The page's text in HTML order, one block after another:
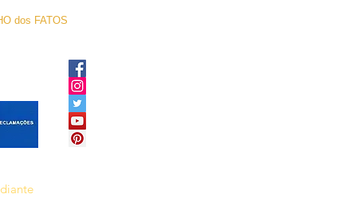
dos FATOS